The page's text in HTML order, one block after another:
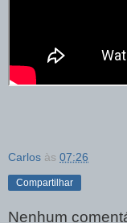
Carlos às 07:26
Compartilhar
Nenhum